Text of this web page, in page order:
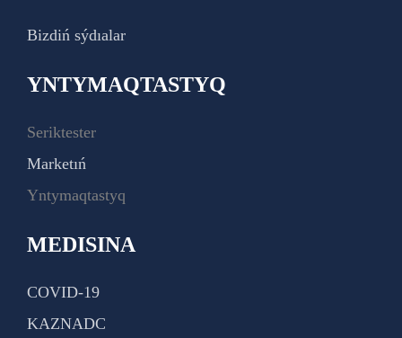
Bizdiń sýdıalar
YNTYMAQTASTYQ
Seriktester
Marketıń
Yntymaqtastyq
MEDISINA
COVID-19
KAZNADC